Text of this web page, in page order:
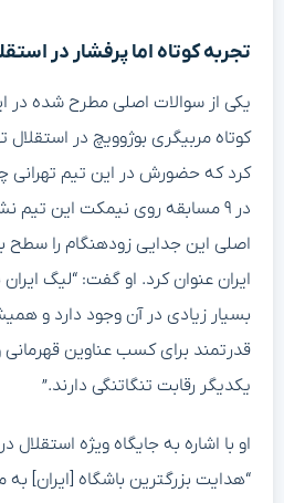
تجربه کوتاه اما پرفشار در
یکی از سوالات اصلی مطرح شده در
کوتاه مربیگری بوژوویچ در استقلال
کرد که حضورش در این تیم تهرانی
در ۹ مسابقه روی نیمکت این
اصلی این جدایی زودهنگام را سطح
ایران عنوان کرد. او گفت: “لیگ
بسیار زیادی در آن وجود دارد و
قدرتمند برای کسب عناوین قهرمانی
یکدیگر رقابت تنگاتنگی دارند.”
او با اشاره به جایگاه ویژه استقلال
“هدایت بزرگترین باشگاه [ایران]